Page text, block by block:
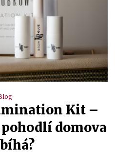
Kit –
domova